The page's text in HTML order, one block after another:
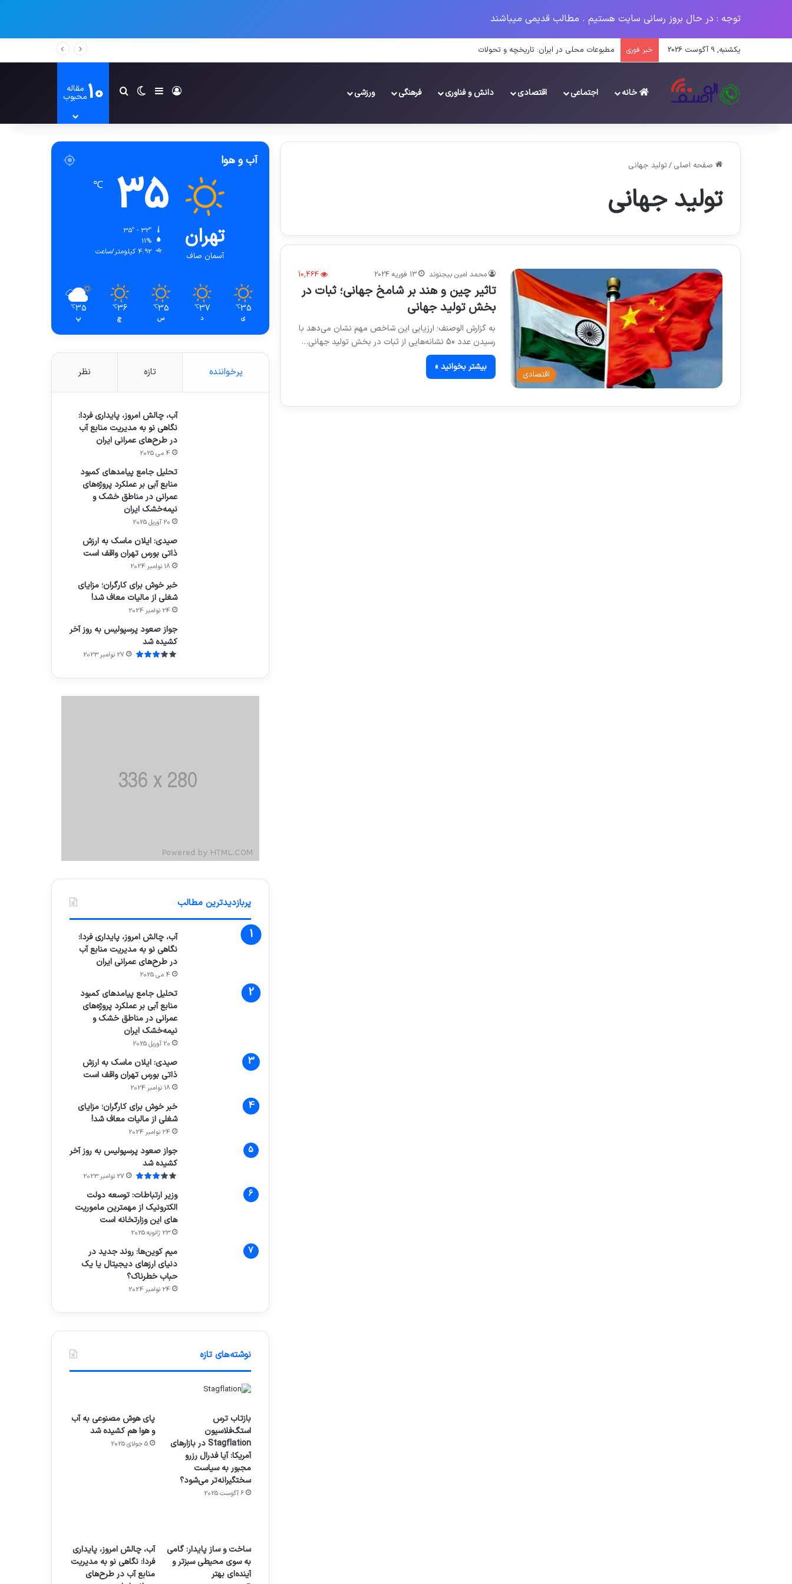
توجه : در حال بروز رسانی سایت هستیم . مطالب قدیمی میباشند
یکشنبه, 9 آگوست 2026 خبر فوری مطبوعات محلی در ایران: تاریخچه و تحولات
خانه اجتماعی اقتصادی دانش و فناوری فرهنگی ورزشی ورودسایدبارتغییر پوسته
جستجو برای
10 مقاله
محبوب
صفحه اصلی / تولید جهانی
تولید جهانی
اقتصادی
محمد امین بیجنوند 13 فوریه 2024 10,464
تاثیر چین و هند بر شامخ جهانی؛ ثبات در
بخش تولید جهانی
به گزارش الوصنف؛ ارزیابی این شاخص مهم نشان می‌دهد با
رسیدن عدد 50 نشانه‌هایی از ثبات در بخش تولید جهانی…
بیشتر بخوانید »
آب و هوا
تهران
آسمان صاف
35
℃
11%
4.92 کیلومتر/ساعت
35
℃
ی
37
℃
د
35
℃
س
36
℃
چ
35
℃
پ
پرخواننده تازه نظر
آب، چالش امروز، پایداری فردا:
نگاهی نو به مدیریت منابع آب
در طرح‌های عمرانی ایران
4 می 2025
تحلیل جامع پیامدهای کمبود
منابع آبی بر عملکرد پروژه‌های
عمرانی در مناطق خشک و
نیمه‌خشک ایران
20 آوریل 2025
صیدی: ایلان ماسک به ارزش
ذاتی بورس تهران واقف است
18 نوامبر 2024
خبر خوش برای کارگران؛ مزایای
شغلی از مالیات معاف شد!
24 نوامبر 2024
جواز صعود پرسپولیس به روز آخر
کشیده شد
27 نوامبر 2023
پربازدیدترین مطالب
آب، چالش امروز، پایداری فردا:
نگاهی نو به مدیریت منابع آب
در طرح‌های عمرانی ایران
4 می 2025
تحلیل جامع پیامدهای کمبود
منابع آبی بر عملکرد پروژه‌های
عمرانی در مناطق خشک و
نیمه‌خشک ایران
20 آوریل 2025
صیدی: ایلان ماسک به ارزش
ذاتی بورس تهران واقف است
18 نوامبر 2024
خبر خوش برای کارگران؛ مزایای
شغلی از مالیات معاف شد!
24 نوامبر 2024
جواز صعود پرسپولیس به روز آخر
کشیده شد
27 نوامبر 2023
وزیر ارتباطات: توسعه دولت
الکترونیک از مهمترین ماموریت
های این وزارتخانه است
23 ژانویه 2025
میم کوین‌ها: روند جدید در
دنیای ارزهای دیجیتال یا یک
حباب خطرناک؟
24 نوامبر 2024
نوشته‌های تازه
بازتاب ترس
استگ‌فلاسیون
Stagflation در بازارهای
آمریکا: آیا فدرال رزرو
مجبور به سیاست
سختگیرانه‌تر می‌شود؟
6 آگوست 2025
پای هوش مصنوعی به آب
و هوا هم کشیده شد
5 جولای 2025
ساخت و ساز پایدار: گامی
به سوی محیطی سبزتر و
آینده‌ای بهتر
آب، چالش امروز، پایداری
فردا: نگاهی نو به مدیریت
منابع آب در طرح‌های